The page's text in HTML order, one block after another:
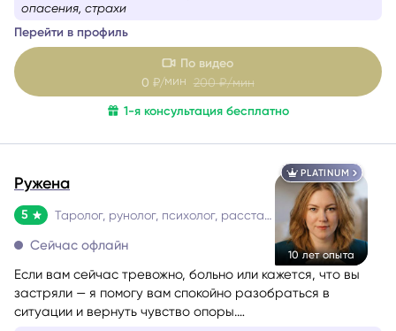
сложным выбором или чувствуете, что попали в ловушку
повторяющегося сценария, испытываете тревогу и не
понимаете, что делать дальше, я бережно помогу вам
разобраться в ситуации, найти решение или определить
стратегию движения к цели, обрести уверенность.
опасения, страхи
Перейти в профиль
По видео
0 ₽/мин 200 ₽/мин
1-я консультация бесплатно
PLATINUM
10 лет опыта
Ружена
5 Таролог, рунолог, психолог, расстановщик
Сейчас офлайн
Если вам сейчас тревожно, больно или кажется, что вы
застряли — я помогу вам спокойно разобраться в
ситуации и вернуть чувство опоры.